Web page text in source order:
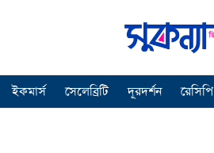
ইকমার্স সেলেব্রিটি দূরদর্শন রেসিপি